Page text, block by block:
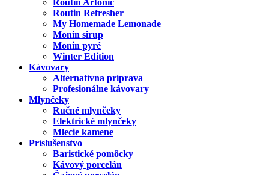
Routin Artonic
Routin Refresher
My Homemade Lemonade
Monin sirup
Monin pyré
Winter Edition
Kávovary
Alternatívna príprava
Profesionálne kávovary
Mlynčeky
Ručné mlynčeky
Elektrické mlynčeky
Mlecie kamene
Príslušenstvo
Baristické pomôcky
Kávový porcelán